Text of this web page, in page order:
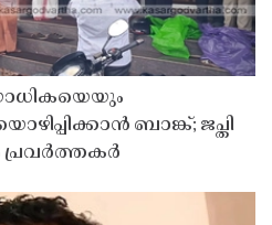
ബാങ്ക്; ജപ്തി
പ്രവർത്തകർ